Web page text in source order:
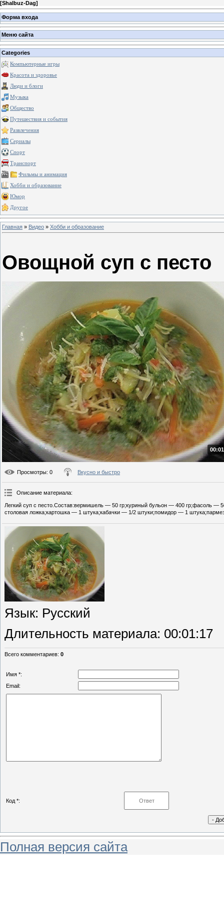
[Shalbuz-Dag]
Форма входа
Меню сайта
Categories
Компьютерные игры
Красота и здоровье
Люди и блоги
Музыка
Общество
Путешествия и события
Развлечения
Сериалы
Спорт
Транспорт
Фильмы и анимация
Хобби и образование
Юмор
Другое
Главная » Видео » Хобби и образование
Овощной суп с песто
Просмотры: 0 Вкусно и быстро
Описание материала:
Легкий суп с песто.Состав:вермишель — 50 гр;куриный бульон — 400 гр;фасоль
столовая ложка;картошка — 1 штука;кабачки — 1/2 штуки;помидор — 1
Язык: Русский
Длительность материала: 00:01:17
Всего комментариев: 0
Имя *:
Email:
Код *:
Полная версия сайта